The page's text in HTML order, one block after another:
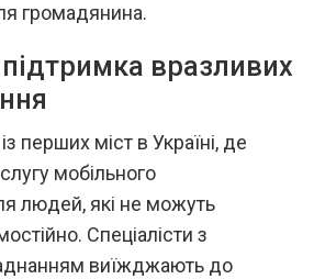
громадянина.
підтримка вразливих
перших міст в Україні, де
мобільного
людей, які не можуть
Спеціалісти з
виїжджають до